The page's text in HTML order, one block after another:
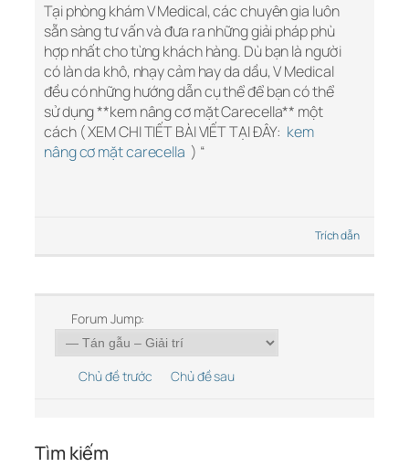
Tại phòng khám V Medical, các chuyên gia luôn
sẵn sàng tư vấn và đưa ra những giải pháp phù
hợp nhất cho từng khách hàng. Dù bạn là người
có làn da khô, nhạy cảm hay da dầu, V Medical
đều có những hướng dẫn cụ thể để bạn có thể
sử dụng **kem nâng cơ mặt Carecella** một
cách ( XEM CHI TIẾT BÀI VIẾT TẠI ĐÂY: kem
nâng cơ mặt carecella ) “
Trích dẫn
Forum Jump:
Chủ đề trước Chủ đề sau
Tìm kiếm